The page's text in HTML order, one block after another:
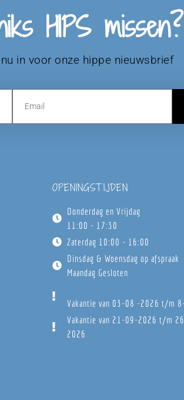
HIPS missen?
in voor onze hippe nieuwsbrief
OPENINGSTIJDEN
Donderdag en Vrijdag
11:00 - 17:30
Zaterdag 10:00 - 16:00
Dinsdag & Woensdag op afspraak
Maandag Gesloten
Vakantie van 03-08 -2026 t/m
Vakantie van 21-09-2026 t/m
2026